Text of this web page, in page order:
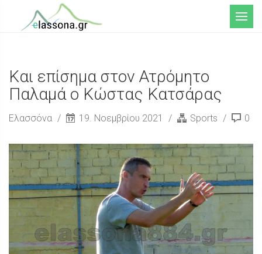
Μενού
Και επίσημα στον Ατρόμητο
Παλαμά ο Κώστας Κατσάρας
Ελασσόνα 19. Νοεμβρίου 2021 Sports 0